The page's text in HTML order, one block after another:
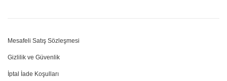
Mesafeli Satış Sözleşmesi
Gizlilik ve Güvenlik
İptal İade Koşulları